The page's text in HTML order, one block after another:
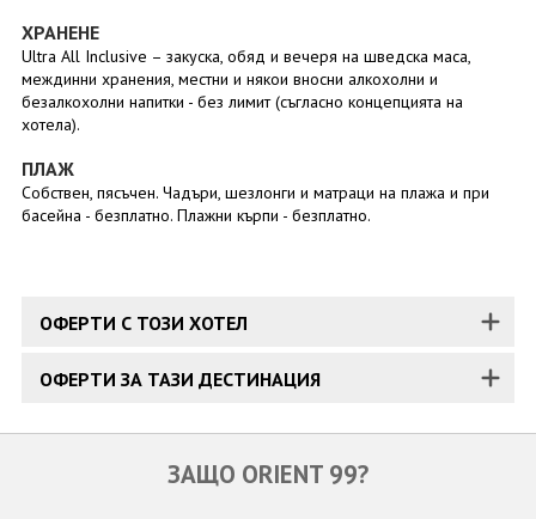
ХРАНЕНЕ
Ultra All Inclusive – закуска, обяд и вечеря на шведска маса,
междинни хранения, местни и някои вносни алкохолни и
безалкохолни напитки - без лимит (съгласно концепцията на
хотела).
ПЛАЖ
Собствен, пясъчен. Чадъри, шезлонги и матраци на плажа и при
басейна - безплатно. Плажни кърпи - безплатно.
ОФЕРТИ С ТОЗИ ХОТЕЛ
ОФЕРТИ ЗА ТАЗИ ДЕСТИНАЦИЯ
ЗАЩО ORIENT 99?